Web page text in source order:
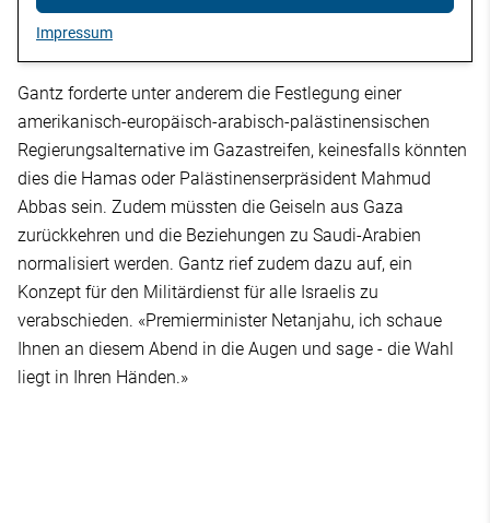
Impressum
Gantz forderte unter anderem die Festlegung einer
amerikanisch-europäisch-arabisch-palästinensischen
Regierungsalternative im Gazastreifen, keinesfalls könnten
dies die Hamas oder Palästinenserpräsident Mahmud
Abbas sein. Zudem müssten die Geiseln aus Gaza
zurückkehren und die Beziehungen zu Saudi-Arabien
normalisiert werden. Gantz rief zudem dazu auf, ein
Konzept für den Militärdienst für alle Israelis zu
verabschieden. «Premierminister Netanjahu, ich schaue
Ihnen an diesem Abend in die Augen und sage - die Wahl
liegt in Ihren Händen.»